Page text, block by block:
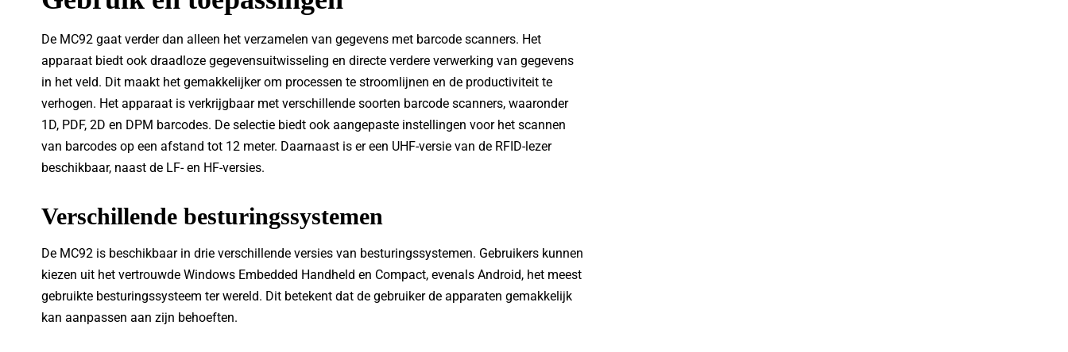
De MC92 gaat verder dan alleen het verzamelen van gegevens met barcode scanners. Het
apparaat biedt ook draadloze gegevensuitwisseling en directe verdere verwerking van gegevens
in het veld. Dit maakt het gemakkelijker om processen te stroomlijnen en de productiviteit te
verhogen. Het apparaat is verkrijgbaar met verschillende soorten barcode scanners, waaronder
1D, PDF, 2D en DPM barcodes. De selectie biedt ook aangepaste instellingen voor het scannen
van barcodes op een afstand tot 12 meter. Daarnaast is er een UHF-versie van de RFID-lezer
beschikbaar, naast de LF- en HF-versies.
Verschillende besturingssystemen
De MC92 is beschikbaar in drie verschillende versies van besturingssystemen. Gebruikers kunnen
kiezen uit het vertrouwde Windows Embedded Handheld en Compact, evenals Android, het meest
gebruikte besturingssysteem ter wereld. Dit betekent dat de gebruiker de apparaten gemakkelijk
kan aanpassen aan zijn behoeften.